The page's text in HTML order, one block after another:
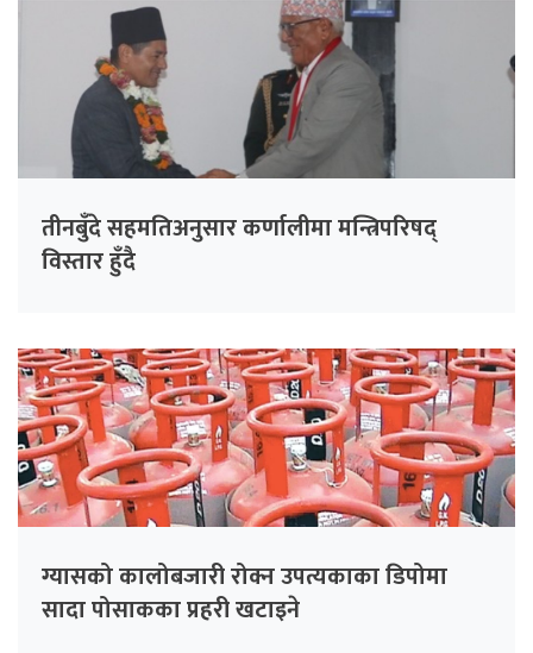
तीनबुँदे सहमतिअनुसार कर्णालीमा मन्त्रिपरिषद्
विस्तार हुँदै
ग्यासको कालोबजारी रोक्न उपत्यकाका डिपोमा
सादा पोसाकका प्रहरी खटाइने